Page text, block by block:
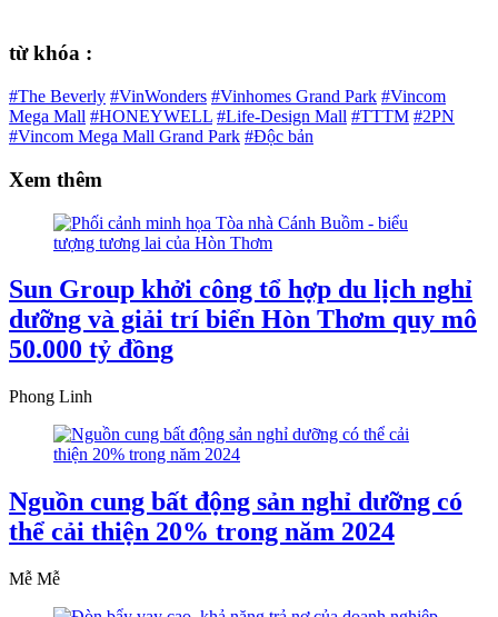
từ khóa :
#The Beverly #VinWonders #Vinhomes Grand Park #Vincom
Mega Mall #HONEYWELL #Life-Design Mall #TTTM #2PN
#Vincom Mega Mall Grand Park #Độc bản
Xem thêm
Sun Group khởi công tổ hợp du lịch nghỉ
dưỡng và giải trí biển Hòn Thơm quy mô
50.000 tỷ đồng
Phong Linh
Nguồn cung bất động sản nghỉ dưỡng có
thể cải thiện 20% trong năm 2024
Mễ Mễ